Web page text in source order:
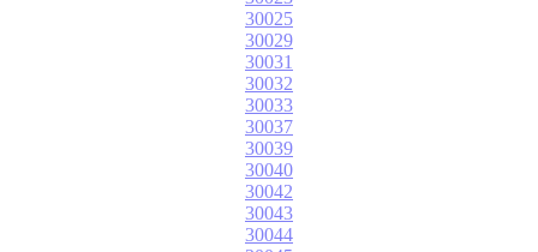
30025
30029
30031
30032
30033
30037
30039
30040
30042
30043
30044